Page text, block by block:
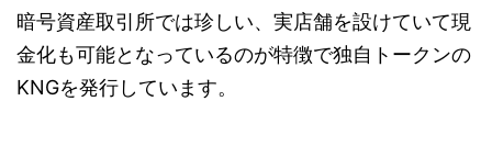
暗号資産取引所では珍しい、実店舗を設けていて現
金化も可能となっているのが特徴で独自トークンの
KNGを発行しています。